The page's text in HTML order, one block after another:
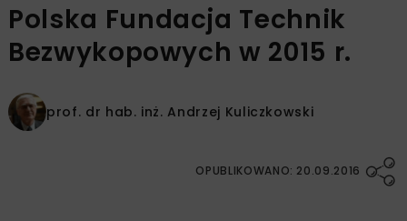
Polska Fundacja Technik
Bezwykopowych w 2015 r.
prof. dr hab. inż. Andrzej Kuliczkowski
OPUBLIKOWANO: 20.09.2016